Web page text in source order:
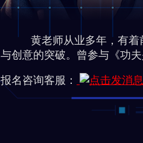
黄老师从业多年，有着前
与创意的突破。曾参与《功
报名咨询客服：